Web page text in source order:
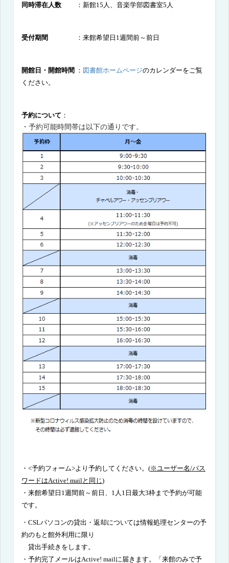
同時滞在人数 ：新館15 人、音楽学部図書室5 人
受付期間 ：来館希望日 1 週間前～前日
開館日・開館時間 ： 図書館ホームページのカレンダーをご覧
ください。
予約について ：
・予約可能時間帯は以下の通りです。
・ <予約フォーム>より予約してください。(※ユーザー名/パス
ワードはActive! mailと同じ)
・ 来館希望日 1 週間前～前日、 1 人 1 日最大3枠まで予約が可能
です。
・ CSLパソコンの貸出・返却については情報処理センターの予
約のもと館外利用に限り
貸出手続きをします。
・予約完了メールはActive! mailに届きます。「来館のみで予